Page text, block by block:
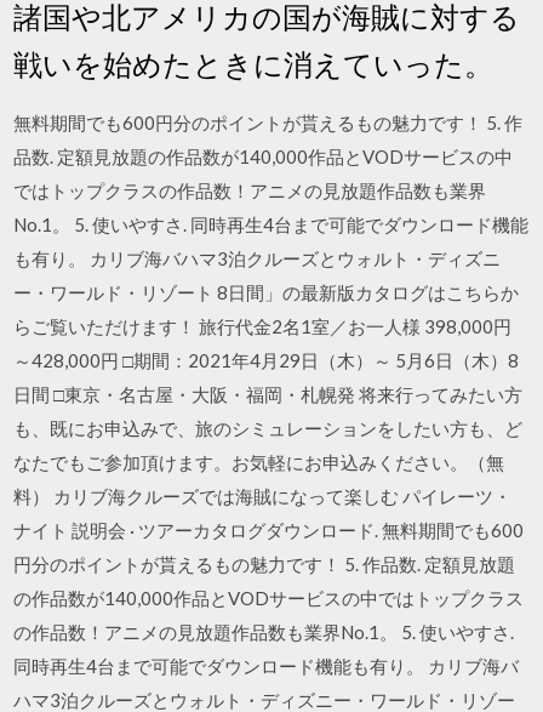
諸国や北アメリカの国が海賊に対する
戦いを始めたときに消えていった。
無料期間でも600円分のポイントが貰えるもの魅力です！ 5. 作
品数. 定額見放題の作品数が140,000作品とVODサービスの中
ではトップクラスの作品数！アニメの見放題作品数も業界
No.1。 5. 使いやすさ. 同時再生4台まで可能でダウンロード機能
も有り。 カリブ海バハマ3泊クルーズとウォルト・ディズニ
ー・ワールド・リゾート 8日間」の最新版カタログはこちらか
らご覧いただけます！ 旅行代金2名1室／お一人様 398,000円
～428,000円 □期間：2021年4月29日（木）～ 5月6日（木）8
日間 □東京・名古屋・大阪・福岡・札幌発 将来行ってみたい方
も、既にお申込みで、旅のシミュレーションをしたい方も、ど
なたでもご参加頂けます。お気軽にお申込みください。（無
料） カリブ海クルーズでは海賊になって楽しむ パイレーツ・
ナイト 説明会 · ツアーカタログダウンロード. 無料期間でも600
円分のポイントが貰えるもの魅力です！ 5. 作品数. 定額見放題
の作品数が140,000作品とVODサービスの中ではトップクラス
の作品数！アニメの見放題作品数も業界No.1。 5. 使いやすさ.
同時再生4台まで可能でダウンロード機能も有り。 カリブ海バ
ハマ3泊クルーズとウォルト・ディズニー・ワールド・リゾー